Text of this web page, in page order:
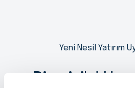
Yeni Nesil Yatırım
Piapiri'yi